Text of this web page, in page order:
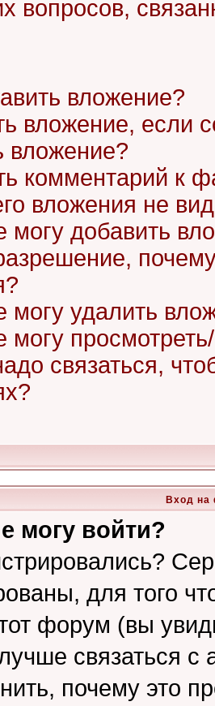
вопросов,
вложение?
вложение, если
вложение?
комментарий к
вложения не
могу добавить
могу удалить
могу
связаться,
Вход на
могу войти?
для того
форум (вы
связаться
почему это